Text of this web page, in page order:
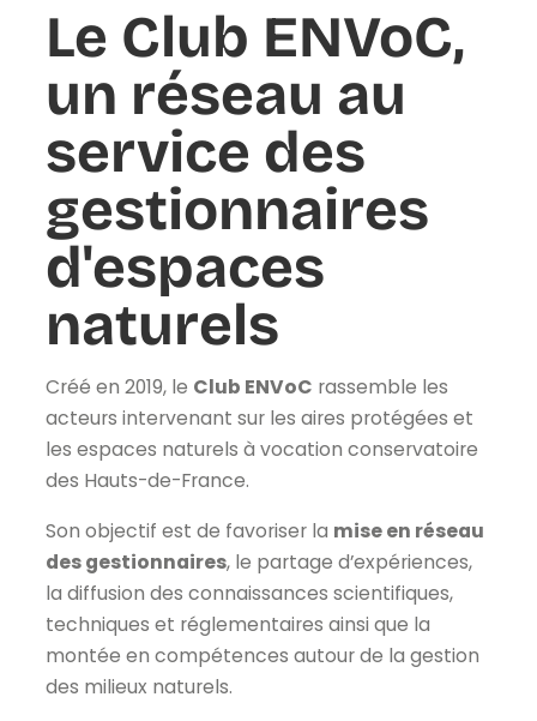
Le Club ENVoC,
un réseau au
service des
gestionnaires
d'espaces
naturels
Créé en 2019, le Club ENVoC rassemble les
acteurs intervenant sur les aires protégées et
les espaces naturels à vocation conservatoire
des Hauts-de-France.
Son objectif est de favoriser la mise en réseau
des gestionnaires, le partage d’expériences,
la diffusion des connaissances scientifiques,
techniques et réglementaires ainsi que la
montée en compétences autour de la gestion
des milieux naturels.